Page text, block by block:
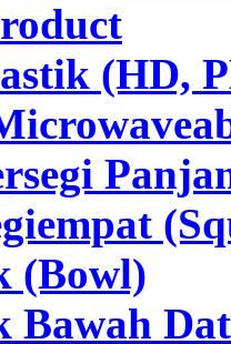
(HD,
(Bowl)
Bawah